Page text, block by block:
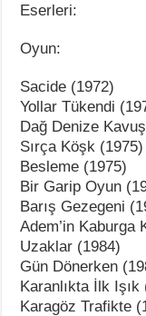
Eserleri:
Oyun:
Sacide (1972)
Yollar Tükendi
Dağ Denize
Sırça Köşk (1975)
Besleme (1975)
Bir Garip Oyun
Barış Gezegeni
Adem’in Kaburga
Uzaklar (1984)
Gün Dönerken
Karanlıkta İlk
Karagöz Trafikte